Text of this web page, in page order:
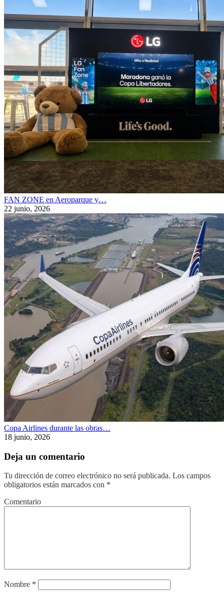
FAN ZONE en Aeroparque y…
22 junio, 2026
Copa Airlines durante las obras…
18 junio, 2026
Deja un comentario
Tu dirección de correo electrónico no será publicada. Los campos
obligatorios están marcados con *
Comentario
Nombre *